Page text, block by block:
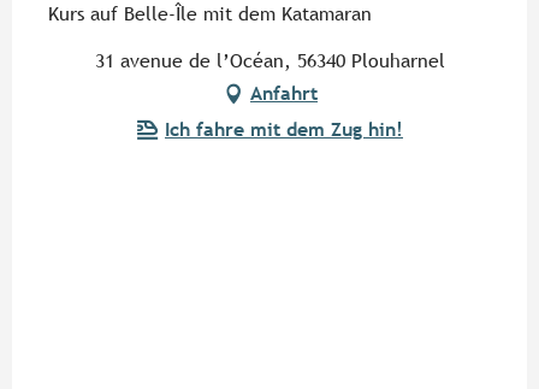
Kurs auf Belle-Île mit dem Katamaran
31 avenue de l’Océan, 56340 Plouharnel
Anfahrt
Ich fahre mit dem Zug hin!